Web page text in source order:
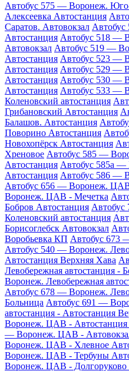
Автобус 575 — Воронеж. Юго-
Алексеевка Автостанция
Саратов. Автовокзал
Автостанция Автобус 518 —
Автовокзал Автобус 519 —
Автостанция Автобус 523 —
Автостанция Автобус 529 —
Автостанция Автобус 530 —
Автостанция Автобус 533 —
Коленовский автостанция
Грибановский Автостанция
Балашов. Автостанция
Поворино Автостанция
Новохопёрск Автостанция
Хреновое Автобус 585 —
Автостанция Автобус 585а
Автостанция Автобус 586 —
Автобус 656 — Воронеж.
Воронеж. ЦАВ - Мечетка
Бобров Автостанция
Коленовский автостанция
Борисоглебск Автовокзал
Воробьевка КП Автобус 673
Автобус 540 — Воронеж.
Автостанция Верхняя Хава
Левобережная автостанция -
Воронеж. Левобережная
Автобус 678 — Воронеж.
Больница Автобус 691 —
автостанция - Автостанция
Воронеж. ЦАВ - Автостанция
— Воронеж. ЦАВ -
Воронеж. ЦАВ - Хлевное
Воронеж. ЦАВ - Тербуны
Воронеж. ЦАВ - Долгоруково